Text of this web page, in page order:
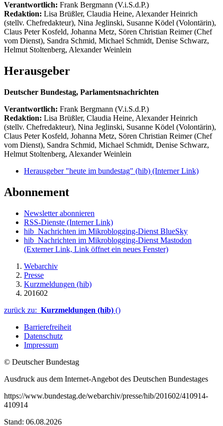
Verantwortlich: Frank Bergmann (V.i.S.d.P.)
Redaktion: Lisa Brüßler, Claudia Heine, Alexander Heinrich
(stellv. Chefredakteur), Nina Jeglinski, Susanne Ködel (Volontärin),
Claus Peter Kosfeld, Johanna Metz, Sören Christian Reimer (Chef
vom Dienst), Sandra Schmid, Michael Schmidt, Denise Schwarz,
Helmut Stoltenberg, Alexander Weinlein
Herausgeber
Deutscher Bundestag, Parlamentsnachrichten
Verantwortlich: Frank Bergmann (V.i.S.d.P.)
Redaktion: Lisa Brüßler, Claudia Heine, Alexander Heinrich
(stellv. Chefredakteur), Nina Jeglinski, Susanne Ködel (Volontärin),
Claus Peter Kosfeld, Johanna Metz, Sören Christian Reimer (Chef
vom Dienst), Sandra Schmid, Michael Schmidt, Denise Schwarz,
Helmut Stoltenberg, Alexander Weinlein
Herausgeber "heute im bundestag" (hib) (Interner Link)
Abonnement
Newsletter abonnieren
RSS-Dienste (Interner Link)
hib_Nachrichten im Mikroblogging-Dienst BlueSky
hib_Nachrichten im Mikroblogging-Dienst Mastodon
(Externer Link, Link öffnet ein neues Fenster)
Webarchiv
Presse
Kurzmeldungen (hib)
201602
zurück zu: Kurzmeldungen (hib) ()
Barrierefreiheit
Datenschutz
Impressum
© Deutscher Bundestag
Ausdruck aus dem Internet-Angebot des Deutschen Bundestages
https://www.bundestag.de/webarchiv/presse/hib/201602/410914-
410914
Stand: 06.08.2026